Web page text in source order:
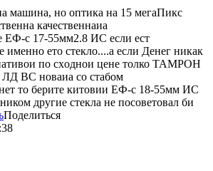
машина, но оптика на 15 мегаПикс
качественнаиа
ЕФ-с 17-55мм2.8 ИС если ест
именно ето стекло....а если Денег никак
по сxоднои цене толко ТАМРОН
ВС новаиа со стабом
нет то берите китовии ЕФ-с 18-55мм ИС
другие стекла не посоветовал би
Поделиться